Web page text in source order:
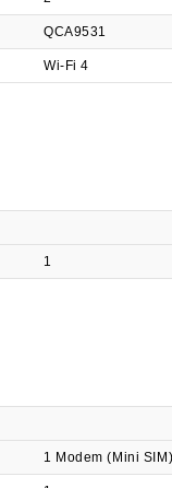
QCA9531
Wi-Fi 4
1
1 Modem (Mini